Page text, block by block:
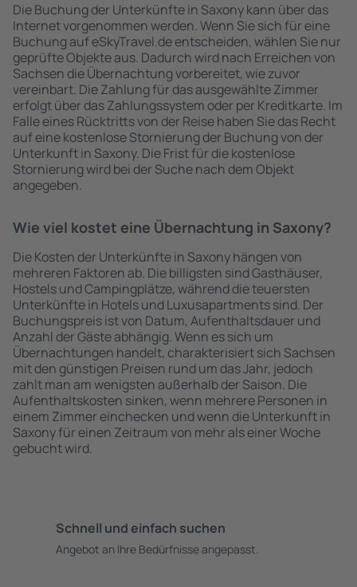
Die Buchung der Unterkünfte in Saxony kann über das
Internet vorgenommen werden. Wenn Sie sich für eine
Buchung auf eSkyTravel.de entscheiden, wählen Sie nur
geprüfte Objekte aus. Dadurch wird nach Erreichen von
Sachsen die Übernachtung vorbereitet, wie zuvor
vereinbart. Die Zahlung für das ausgewählte Zimmer
erfolgt über das Zahlungssystem oder per Kreditkarte. Im
Falle eines Rücktritts von der Reise haben Sie das Recht
auf eine kostenlose Stornierung der Buchung von der
Unterkunft in Saxony. Die Frist für die kostenlose
Stornierung wird bei der Suche nach dem Objekt
angegeben.
Wie viel kostet eine Übernachtung in Saxony?
Die Kosten der Unterkünfte in Saxony hängen von
mehreren Faktoren ab. Die billigsten sind Gasthäuser,
Hostels und Campingplätze, während die teuersten
Unterkünfte in Hotels und Luxusapartments sind. Der
Buchungspreis ist von Datum, Aufenthaltsdauer und
Anzahl der Gäste abhängig. Wenn es sich um
Übernachtungen handelt, charakterisiert sich Sachsen
mit den günstigen Preisen rund um das Jahr, jedoch
zahlt man am wenigsten außerhalb der Saison. Die
Aufenthaltskosten sinken, wenn mehrere Personen in
einem Zimmer einchecken und wenn die Unterkunft in
Saxony für einen Zeitraum von mehr als einer Woche
gebucht wird.
Schnell und einfach suchen
Angebot an Ihre Bedürfnisse angepasst.